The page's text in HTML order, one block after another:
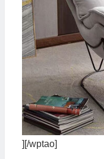
][/wptao]